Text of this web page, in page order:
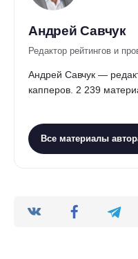
Андрей Савчук
Редактор рейтингов и
Андрей Савчук —
капперов. 2 239
Все материалы